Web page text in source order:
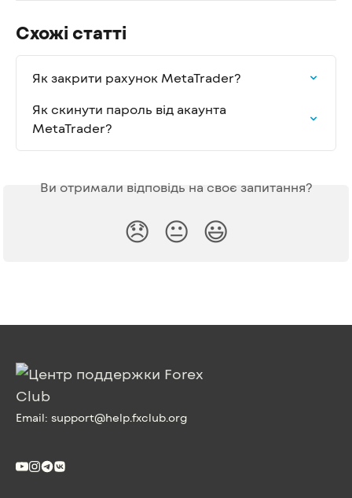
Схожі статті
Як закрити рахунок MetaTrader?
Як скинути пароль від акаунта
MetaTrader?
Ви отримали відповідь на своє запитання?
😞 😐 😃
Email: support@help.fxclub.org